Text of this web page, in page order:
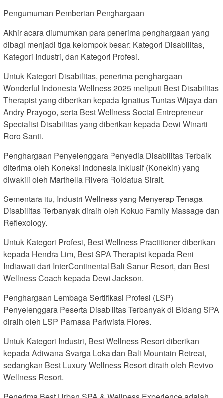
Pengumuman Pemberian Penghargaan
Akhir acara diumumkan para penerima penghargaan yang
dibagi menjadi tiga kelompok besar: Kategori Disabilitas,
Kategori Industri, dan Kategori Profesi.
Untuk Kategori Disabilitas, penerima penghargaan
Wonderful Indonesia Wellness 2025 meliputi Best Disabilitas
Therapist yang diberikan kepada Ignatius Tuntas Wijaya dan
Andry Prayogo, serta Best Wellness Social Entrepreneur
Specialist Disabilitas yang diberikan kepada Dewi Winarti
Roro Santi.
Penghargaan Penyelenggara Penyedia Disabilitas Terbaik
diterima oleh Koneksi Indonesia Inklusif (Konekin) yang
diwakili oleh Marthella Rivera Roidatua Sirait.
Sementara itu, Industri Wellness yang Menyerap Tenaga
Disabilitas Terbanyak diraih oleh Kokuo Family Massage dan
Reflexology.
Untuk Kategori Profesi, Best Wellness Practitioner diberikan
kepada Hendra Lim, Best SPA Therapist kepada Reni
Indiawati dari InterContinental Bali Sanur Resort, dan Best
Wellness Coach kepada Dewi Jackson.
Penghargaan Lembaga Sertifikasi Profesi (LSP)
Penyelenggara Peserta Disabilitas Terbanyak di Bidang SPA
diraih oleh LSP Parnasa Pariwista Flores.
Untuk Kategori Industri, Best Wellness Resort diberikan
kepada Adiwana Svarga Loka dan Bali Mountain Retreat,
sedangkan Best Luxury Wellness Resort diraih oleh Revivo
Wellness Resort.